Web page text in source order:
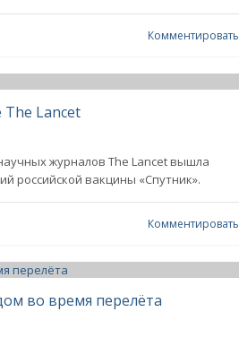
Комментировать
The Lancet
журналов The Lancet вышла
российской вакцины «Спутник».
Комментировать
во время перелёта